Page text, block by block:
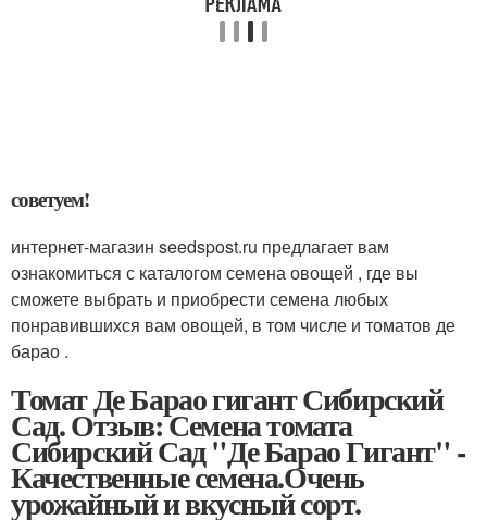
советуем!
интернет-магазин seedspost.ru предлагает вам
ознакомиться с каталогом семена овощей , где вы
сможете выбрать и приобрести семена любых
понравившихся вам овощей, в том числе и томатов де
барао .
Томат Де Барао гигант Сибирский
Сад. Отзыв: Семена томата
Сибирский Сад "Де Барао Гигант" -
Качественные семена.Очень
урожайный и вкусный сорт.